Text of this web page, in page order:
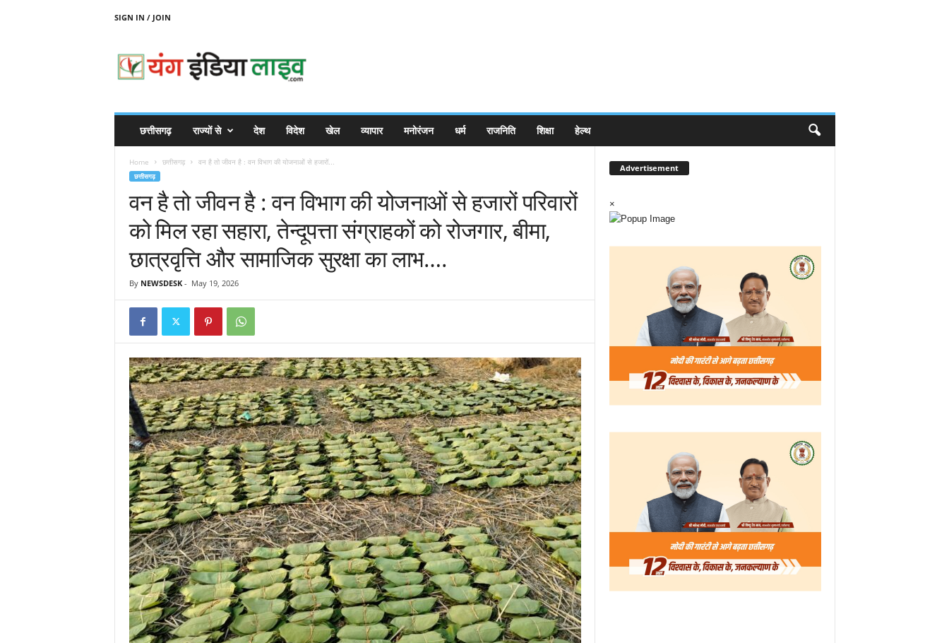
SIGN IN / JOIN
N
छत्तीसगढ़ राज्यों से देश विदेश खेल व्यापार मनोरंजन धर्म राजनिति शिक्षा हेल्थ
Home छत्तीसगढ़ वन है तो जीवन है : वन विभाग की योजनाओं से हजारों...
छत्तीसगढ़
वन है तो जीवन है : वन विभाग की योजनाओं से हजारों परिवारों
को मिल रहा सहारा, तेन्दूपत्ता संग्राहकों को रोजगार, बीमा,
छात्रवृत्ति और सामाजिक सुरक्षा का लाभ….
By NEWSDESK- May 19, 2026
Advertisement
×